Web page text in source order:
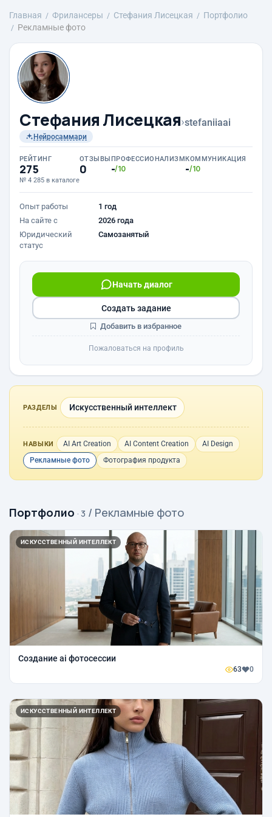
Главная Фрилансеры Стефания Лисецкая
Портфолио
Рекламные фото
Стефания Лисецкая›stefaniiaai
Нейросаммари
РЕЙТИНГ
275
№ 4 285 в каталоге
ОТЗЫВЫ
0
ПРОФЕССИОНАЛИЗМ
-/10
КОММУНИКАЦИЯ
-/10
Опыт работы
1 год
На сайте с
2026 года
Юридический
статус
Самозанятый
Начать диалог
Создать задание
Добавить в избранное
Пожаловаться на профиль
РАЗДЕЛЫ Искусственный интеллект
НАВЫКИ AI Art Creation AI Content Creation
AI Design
Рекламные фото
Фотография продукта
Портфолио · 3 / Рекламные фото
ИСКУССТВЕННЫЙ ИНТЕЛЛЕКТ
Создание ai фотосессии
63 0
ИСКУССТВЕННЫЙ ИНТЕЛЛЕКТ